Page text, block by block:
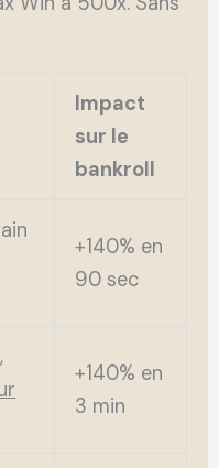
Impact
sur le
bankroll
+140% en
90 sec
+140% en
3 min